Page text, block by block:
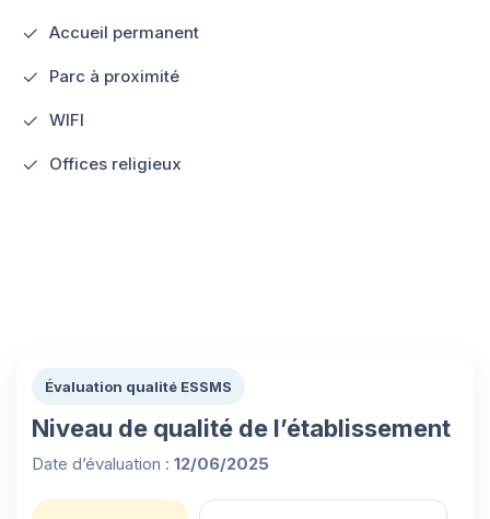
Accueil permanent
Parc à proximité
WIFI
Offices religieux
Évaluation qualité ESSMS
Niveau de qualité de l’établissement
Date d’évaluation : 12/06/2025